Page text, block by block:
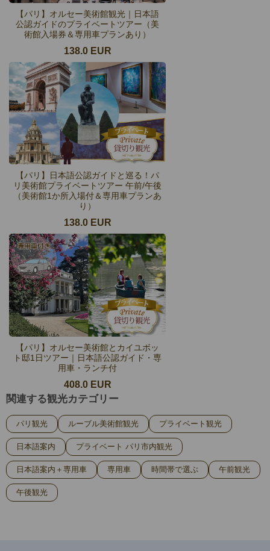
【パリ】オルセー美術館観光｜日本語
公認ガイドのプライベートツアー（美
術館入場券＆専用車プランあり）
138.0 EUR
【パリ】日本語公認ガイドと巡る！パ
リ美術館プライベートツアー 午前/午後
（美術館1か所入場付＆専用車プランあ
り）
138.0 EUR
【パリ】オルセー美術館とカイユボッ
ト邸1日ツアー｜日本語公認ガイド・専
用車・ランチ付
408.0 EUR
関連する観光カテゴリー
パリ観光 ルーブル美術館観光 プライベート観光
日本語案内 プライベート パリ市内観光
日本語案内＋専用車 専用車 時間帯で選ぶ 午前観光
午後観光